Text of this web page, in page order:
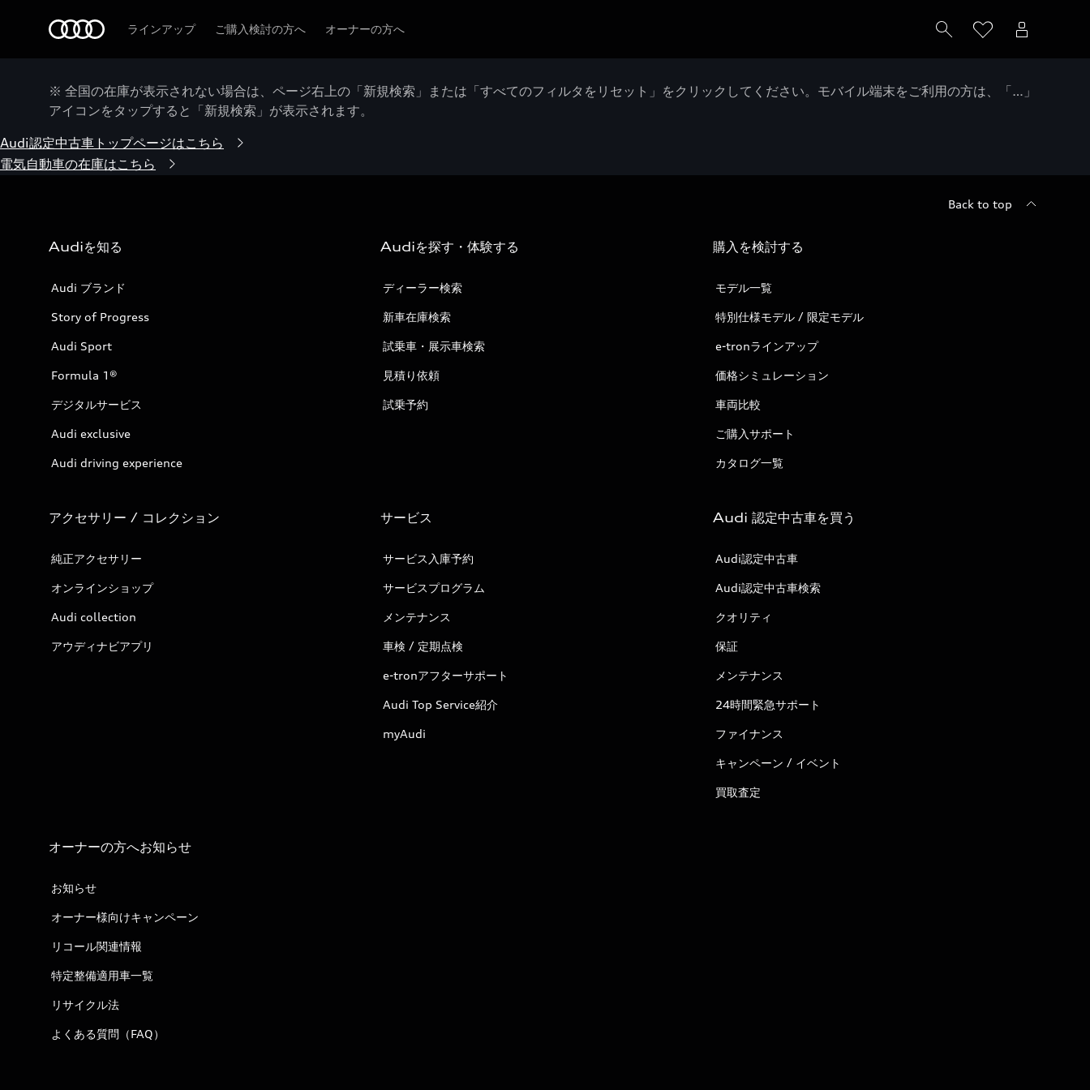
ラインアップ ご購入検討の方へ オーナーの方へ
※ 全国の在庫が表示されない場合は、ページ右上の「新規検索」または「すべてのフィルタをリセット」をクリックしてください。モバイル端末をご利用の方は、「…」
アイコンをタップすると「新規検索」が表示されます。
Audi認定中古車トップページはこちら
電気自動車の在庫はこちら
Back to top
Audiを知る
Audi ブランド
Story of Progress
Audi Sport
Formula 1®
デジタルサービス
Audi exclusive
Audi driving experience
Audiを探す・体験する
ディーラー検索
新車在庫検索
試乗車・展示車検索
見積り依頼
試乗予約
購入を検討する
モデル一覧
特別仕様モデル / 限定モデル
e-tronラインアップ
価格シミュレーション
車両比較
ご購入サポート
カタログ一覧
アクセサリー / コレクション
純正アクセサリー
オンラインショップ
Audi collection
アウディナビアプリ
サービス
サービス入庫予約
サービスプログラム
メンテナンス
車検 / 定期点検
e-tronアフターサポート
Audi Top Service紹介
myAudi
Audi 認定中古車を買う
Audi認定中古車
Audi認定中古車検索
クオリティ
保証
メンテナンス
24時間緊急サポート
ファイナンス
キャンペーン / イベント
買取査定
オーナーの方へお知らせ
お知らせ
オーナー様向けキャンペーン
リコール関連情報
特定整備適用車一覧
リサイクル法
よくある質問（FAQ）